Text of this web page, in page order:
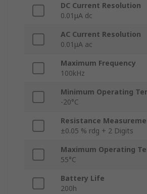
DC Current Resolution
0.01μA dc
AC Current Resolution
0.01μA ac
Maximum Frequency
100kHz
Minimum Operating
-20°C
Resistance
±0.05 % rdg + 2 Digits
Maximum Operating
55°C
Battery Life
200h